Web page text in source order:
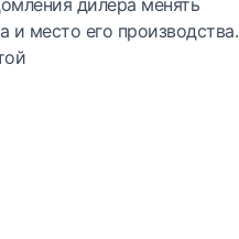
дилера менять
и место его производства.